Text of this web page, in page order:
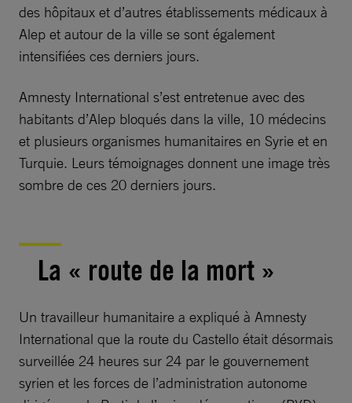
des hôpitaux et d’autres établissements médicaux à
Alep et autour de la ville se sont également
intensifiées ces derniers jours.
Amnesty International s’est entretenue avec des
habitants d’Alep bloqués dans la ville, 10 médecins
et plusieurs organismes humanitaires en Syrie et en
Turquie. Leurs témoignages donnent une image très
sombre de ces 20 derniers jours.
La « route de la mort »
Un travailleur humanitaire a expliqué à Amnesty
International que la route du Castello était désormais
surveillée 24 heures sur 24 par le gouvernement
syrien et les forces de l’administration autonome